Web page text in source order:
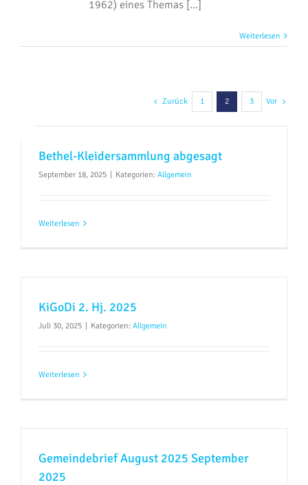
1962) eines Themas [...]
Weiterlesen
Zurück 1 2 3 Vor
Bethel-Kleidersammlung abgesagt
September 18, 2025 Kategorien: Allgemein
Weiterlesen
KiGoDi 2. Hj. 2025
Juli 30, 2025 Kategorien: Allgemein
Weiterlesen
Gemeindebrief August 2025 September
2025